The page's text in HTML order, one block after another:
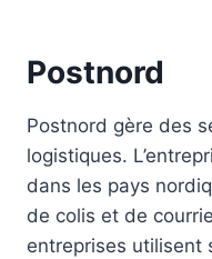
Postnord
Postnord gère des
logistiques.
dans les pays
de colis et de
entreprises utilisent